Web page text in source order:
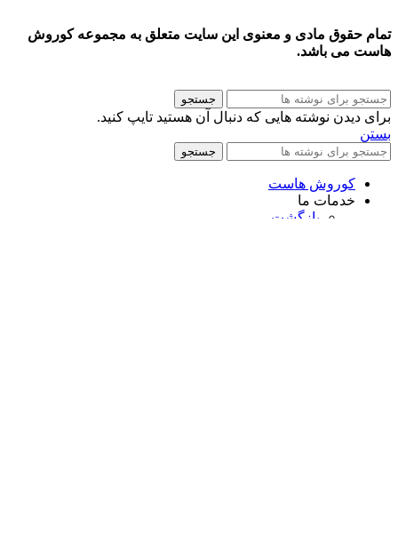
تمام حقوق مادی و معنوی این سایت متعلق به مجموعه کوروش
هاست می باشد.
جستجو
برای دیدن نوشته هایی که دنبال آن هستید تایپ کنید.
بستن
جستجو
کوروش هاست
خدمات ما
بازگشت